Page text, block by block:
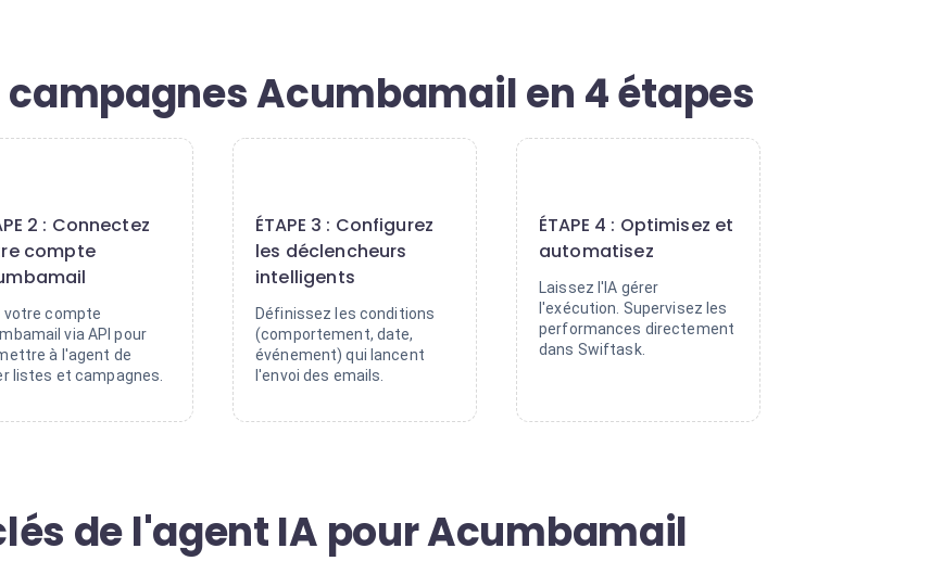
Acumbamail en 4 étapes
2 : Connectez
compte
votre compte
via API pour
à l'agent de
listes et campagnes.
ÉTAPE 3 : Configurez
les déclencheurs
intelligents
Définissez les conditions
(comportement, date,
événement) qui lancent
l'envoi des emails.
ÉTAPE 4 : Optimisez et
automatisez
Laissez l'IA gérer
l'exécution. Supervisez les
performances directement
dans Swiftask.
de l'agent IA pour Acumbamail